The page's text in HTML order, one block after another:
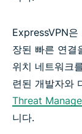
ExpressVPN은
장된 빠른 연결
위치 네트워크
련된 개발자와
Threat
니다.